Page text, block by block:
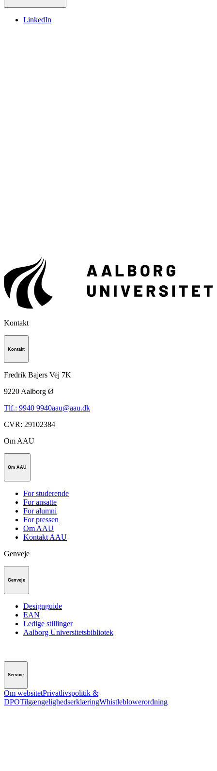
LinkedIn
Kontakt
Kontakt
Fredrik Bajers Vej 7K
9220 Aalborg Ø
Tlf.: 9940 9940aau@aau.dk
CVR: 29102384
Om AAU
Om AAU
For studerende
For ansatte
For alumni
For pressen
Om AAU
Kontakt AAU
Genveje
Genveje
Designguide
EAN
Ledige stillinger
Aalborg Universitetsbibliotek
Service
Om websitetPrivatlivspolitik &
DPOTilgængelighedserklæringWhistleblowerordning